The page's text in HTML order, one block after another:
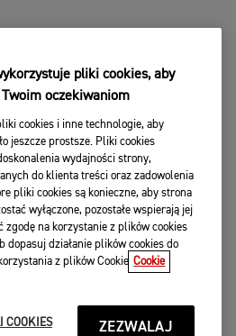
pliki cookies, aby
oczekiwaniom
cookies i inne technologie, aby
jeszcze prostsze. Pliki cookies
wydajności strony,
do klienta treści oraz zadowolenia
pliki cookies są konieczne, aby strona
wyłączone, pozostałe wspierają jej
zgodę na korzystanie z plików cookies
działanie plików cookies do
z plików Cookie Cookie
COOKIES ZEZWALAJ